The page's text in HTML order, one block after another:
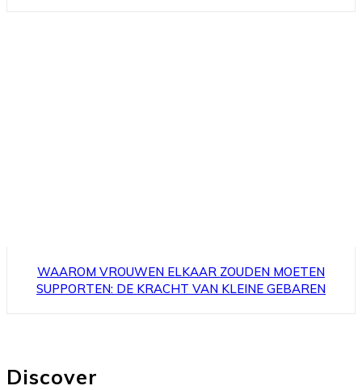
WAAROM VROUWEN ELKAAR ZOUDEN MOETEN
SUPPORTEN: DE KRACHT VAN KLEINE GEBAREN
Discover